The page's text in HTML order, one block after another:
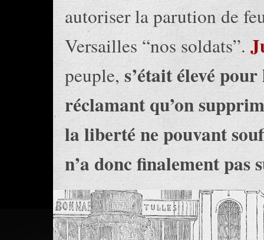
autoriser la parution de
Versailles “nos soldats”.
peuple, s’était élevé
réclamant qu’on
la liberté ne pouvant
n’a donc finalement pas